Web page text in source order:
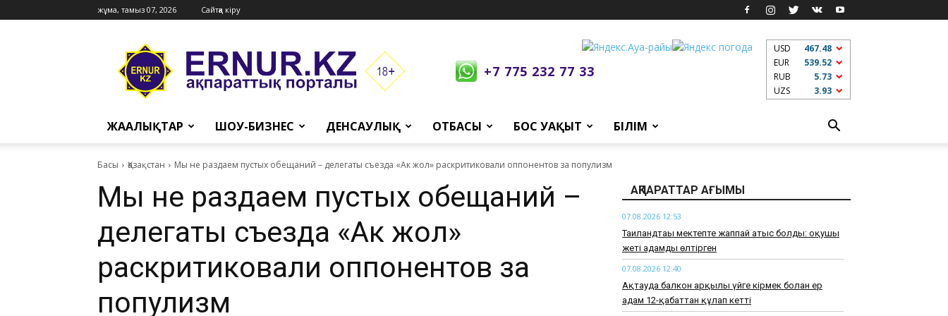
жұма, тамыз 07, 2026 Сайтқа кіру
Ernur
Press
+7 775 232 77 33
USD
467.48
EUR
539.52
RUB
5.73
UZS
3.93
ЖАҢАЛЫҚТАР ШОУ-БИЗНЕС ДЕНСАУЛЫҚ ОТБАСЫ БОС УАҚЫТ БІЛІМ
Басы Қазақстан Мы не раздаем пустых обещаний – делегаты съезда «Ак жол» раскритиковали оппонентов за популизм
Мы не раздаем пустых обещаний –
делегаты съезда «Ак жол»
раскритиковали оппонентов за
популизм
АҚПАРАТТАР АҒЫМЫ
07.08.2026 12:53
Таиландтағы мектепте жаппай атыс болды: оқушы
жеті адамды өлтірген
07.08.2026 12:40
Ақтауда балкон арқылы үйге кірмек болған ер
адам 12-қабаттан құлап кетті